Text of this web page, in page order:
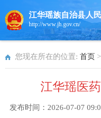
江华瑶族自治县人
http://www.jh.gov.cn/
您现在所在的位置: 首页 >
江华瑶医
发布时间： 2026-07-07